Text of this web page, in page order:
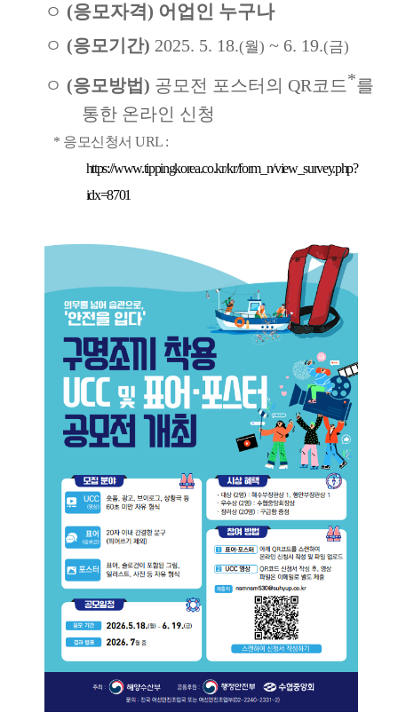
ㅇ (응모자격) 어업인 누구나
ㅇ (응모기간) 2025. 5. 18.(월) ~ 6. 19.(금)
ㅇ (응모방법) 공모전 포스터의 QR코드*를
통한 온라인 신청
* 응모신청서URL :
https://www.tippingkorea.co.kr/kr/form_n/view_survey.php?
idx=8701